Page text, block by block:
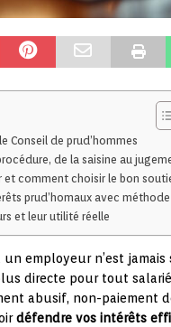
Conseil de prud’hommes
de la saisine au
et comment choisir le bon
prud’homaux avec méthode
et leur utilité réelle
employeur n’est jamais
directe pour tout salarié
abusif, non-paiement
défendre vos intérêts